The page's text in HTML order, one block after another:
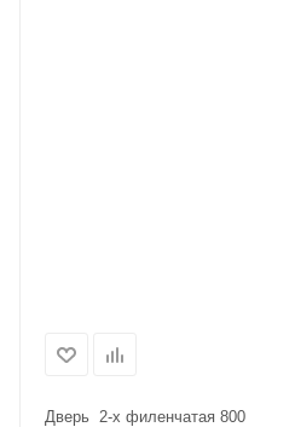
Дверь 2-х филенчатая 800